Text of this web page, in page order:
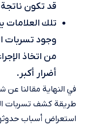
قد تكون
تلك
وجود تسربات
من اتخاذ
أضرار أكبر.
في النهاية مقالنا
طريقة كشف تسربات
استعراض أسباب حدوثها